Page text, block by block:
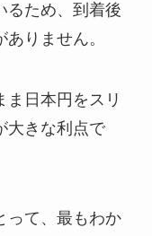
るため、到着後
りません。
ま日本円をスリ
大きな利点で
って、最もわか